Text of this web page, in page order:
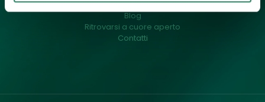
Il mio approccio
Blog
Ritrovarsi a cuore aperto
Contatti